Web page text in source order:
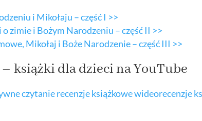
i Mikołaju – część I >>
zimie i Bożym Narodzeniu – część II >>
Mikołaj i Boże Narodzenie – część III >>
książki dla dzieci na YouTube